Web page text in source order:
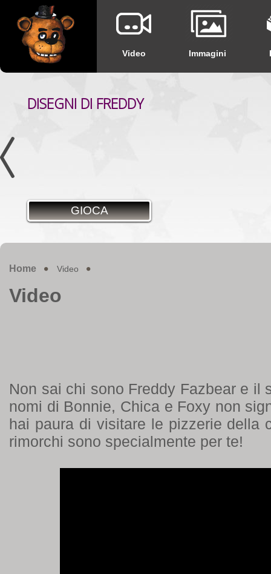
Video Immagini
DISEGNI DI FREDDY
GIOCA
Home Video
Video
Non sai chi sono Freddy Fazbear e il
nomi di Bonnie, Chica e Foxy non
hai paura di visitare le pizzerie della
rimorchi sono specialmente per te!